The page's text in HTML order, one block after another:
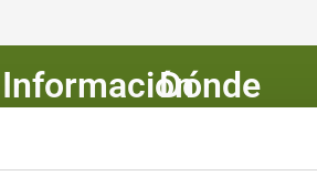
Información
Uso
Dónde
EStamos